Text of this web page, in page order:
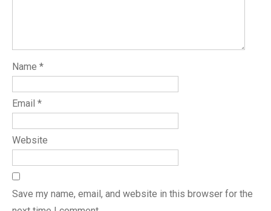
Name *
Email *
Website
Save my name, email, and website in this browser for the